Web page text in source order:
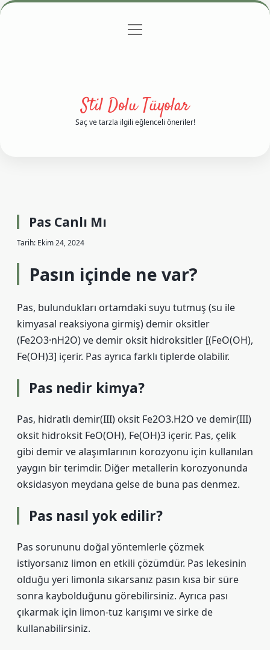
Gizlilik Politikası
menüyü
Stil Dolu Tüyolar
Saç ve tarzla ilgili eğlenceli öneriler!
Pas Canlı Mı
Tarih: Ekim 24, 2024
Pasın içinde ne var?
Pas, bulundukları ortamdaki suyu tutmuş (su ile
kimyasal reaksiyona girmiş) demir oksitler
(Fe2O3·nH2O) ve demir oksit hidroksitler [(FeO(OH),
Fe(OH)3] içerir. Pas ayrıca farklı tiplerde olabilir.
Pas nedir kimya?
Pas, hidratlı demir(III) oksit Fe2O3.H2O ve demir(III)
oksit hidroksit FeO(OH), Fe(OH)3 içerir. Pas, çelik
gibi demir ve alaşımlarının korozyonu için kullanılan
yaygın bir terimdir. Diğer metallerin korozyonunda
oksidasyon meydana gelse de buna pas denmez.
Pas nasıl yok edilir?
Pas sorununu doğal yöntemlerle çözmek
istiyorsanız limon en etkili çözümdür. Pas lekesinin
olduğu yeri limonla sıkarsanız pasın kısa bir süre
sonra kaybolduğunu görebilirsiniz. Ayrıca pası
çıkarmak için limon-tuz karışımı ve sirke de
kullanabilirsiniz.